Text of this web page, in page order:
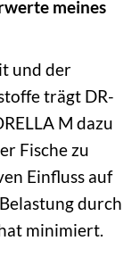
meines
und der
trägt DR-
M dazu
Fische zu
Einfluss auf
durch
minimiert.